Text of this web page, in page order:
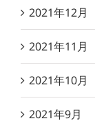
2021年12月
2021年11月
2021年10月
2021年9月